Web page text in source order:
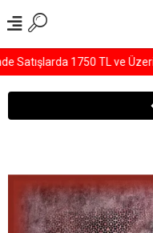
1750 TL ve Üzeri